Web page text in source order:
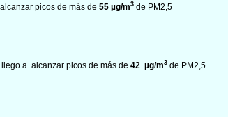
picos de más de 55 µg/m3 de PM2,5
a alcanzar picos de más de 42 µg/m3 de PM2,5